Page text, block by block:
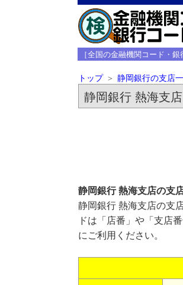
［全国の金融機関コード・
トップ 静岡銀行の支店
静岡銀行 熱海支店
静岡銀行 熱海支店の支
静岡銀行 熱海支店の支
ドは「店番」や「支店
にご利用ください。